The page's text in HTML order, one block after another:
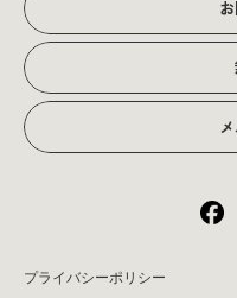
プライバシーポリシー